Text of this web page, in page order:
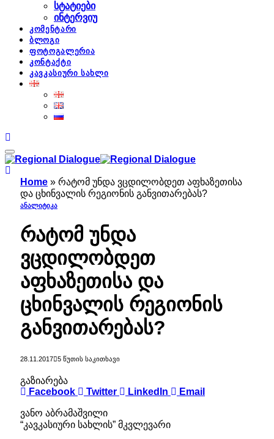
სტატიები
ინტერვიუ
კომენტარი
ბლოგი
ფოტოგალერია
კონტაქტი
კავკასიური სახლი
Home » რატომ უნდა ვცდილობდეთ აფხაზეთისა
და ცხინვალის რეგიონის განვითარებას?
ᲐᲜᲐᲚᲘᲢᲘᲙᲐ
რატომ უნდა
ვცდილობდეთ
აფხაზეთისა და
ცხინვალის რეგიონის
განვითარებას?
28.11.2017 5 ᲬᲣᲗᲘᲡ ᲡᲐᲙᲘᲗᲮᲐᲕᲘ
გაზიარება
Facebook
Twitter LinkedIn Email
ვანო აბრამაშვილი
“კავკასიური სახლის” მკვლევარი